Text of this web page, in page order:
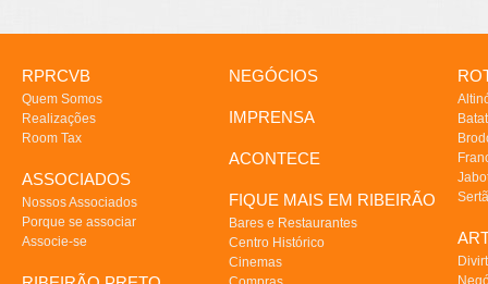
RPRCVB
Quem Somos
Realizações
Room Tax
ASSOCIADOS
Nossos Associados
Porque se associar
Associe-se
NEGÓCIOS
IMPRENSA
ACONTECE
FIQUE MAIS EM RIBEIRÃO
Bares e Restaurantes
Centro Histórico
Cinemas